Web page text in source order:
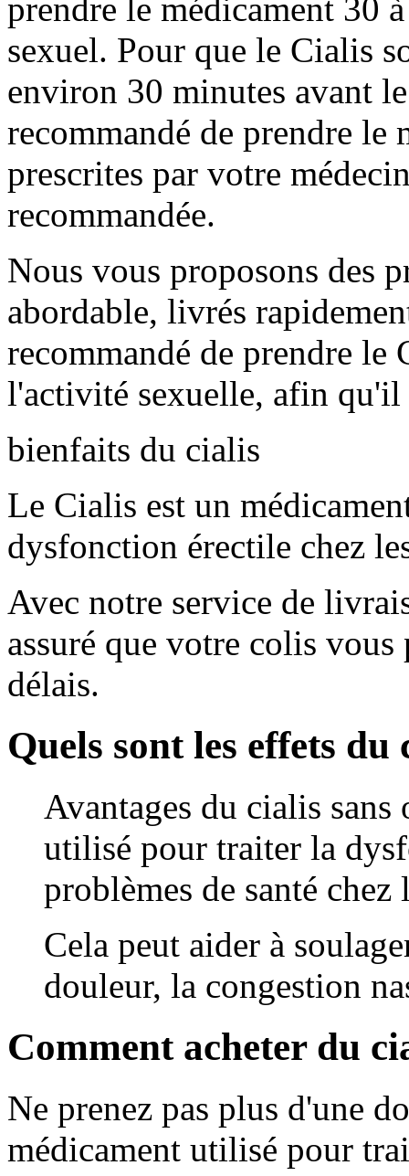
prendre le médicament 30
sexuel. Pour que le Cialis
environ 30 minutes avant
recommandé de prendre le
prescrites par votre
recommandée.
Nous vous proposons des
abordable, livrés
recommandé de prendre
l'activité sexuelle, afin qu'il
bienfaits du cialis
Le Cialis est un
dysfonction érectile chez
Avec notre service de
assuré que votre colis
délais.
Quels sont les effets
Avantages du cialis
utilisé pour traiter la
problèmes de santé chez
Cela peut aider à
douleur, la congestion
Comment acheter du
Ne prenez pas plus d'une
médicament utilisé pour